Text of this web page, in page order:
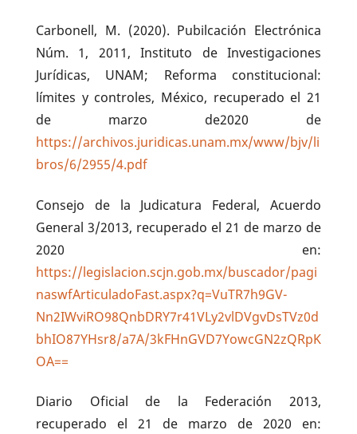
Carbonell, M. (2020). Pubilcación Electrónica
Núm. 1, 2011, Instituto de Investigaciones
Jurídicas, UNAM; Reforma constitucional:
límites y controles, México, recuperado el 21
de marzo de2020 de
https://archivos.juridicas.unam.mx/www/bjv/li
bros/6/2955/4.pdf
Consejo de la Judicatura Federal, Acuerdo
General 3/2013, recuperado el 21 de marzo de
2020 en:
https://legislacion.scjn.gob.mx/buscador/pagi
naswfArticuladoFast.aspx?q=VuTR7h9GV-
Nn2IWviRO98QnbDRY7r41VLy2vlDVgvDsTVz0d
bhIO87YHsr8/a7A/3kFHnGVD7YowcGN2zQRpK
OA==
Diario Oficial de la Federación 2013,
recuperado el 21 de marzo de 2020 en: